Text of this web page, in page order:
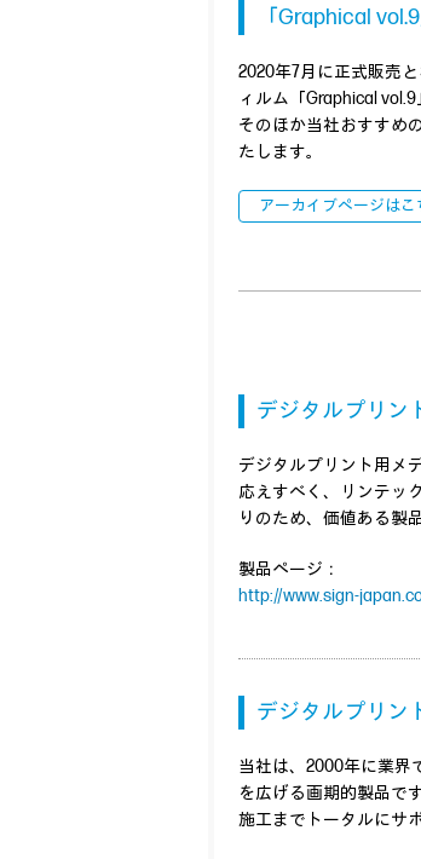
「Graphical
2020年7月に正式販売
ィルム「Graphical
そのほか当社おすすめ
たします。
アーカイブページはこ
デジタルプリン
デジタルプリント用メ
応えすべく、リンテッ
りのため、価値ある製
製品ページ：
http://www.sign-
デジタルプリン
当社は、2000年に業界
を広げる画期的製品で
施工までトータルにサ